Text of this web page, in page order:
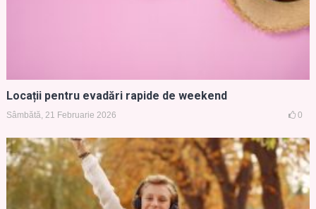
Locații pentru evadări rapide de weekend
Sâmbătă, 21 Februarie 2026 0